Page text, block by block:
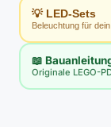
💡 LED-Sets
Beleuchtung für
📖
Originale LEGO-